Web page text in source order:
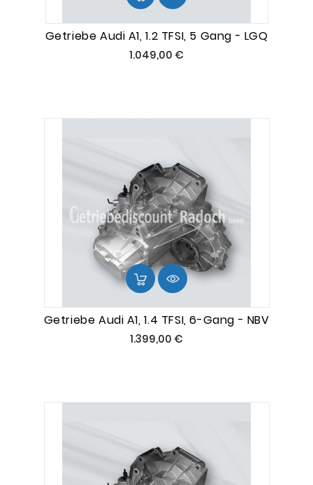
Getriebe Audi A1, 1.2 TFSI, 5 Gang - LGQ
1.049,00 €
Getriebe Audi A1, 1.4 TFSI, 6-Gang - NBV
1.399,00 €